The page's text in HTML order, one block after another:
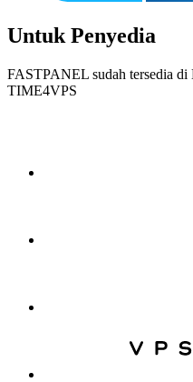
Untuk Penyedia
FASTPANEL sudah tersedia
TIME4VPS